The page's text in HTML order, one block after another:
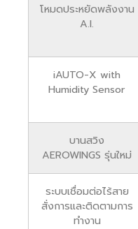
โหมดประหยัดพลังงาน
A.I.
iAUTO-X with
Humidity Sensor
บานสวิง
AEROWINGS รุ่นใหม่
ระบบเชื่อมต่อไร้สาย
สั่งการและติดตามการ
ทำงาน